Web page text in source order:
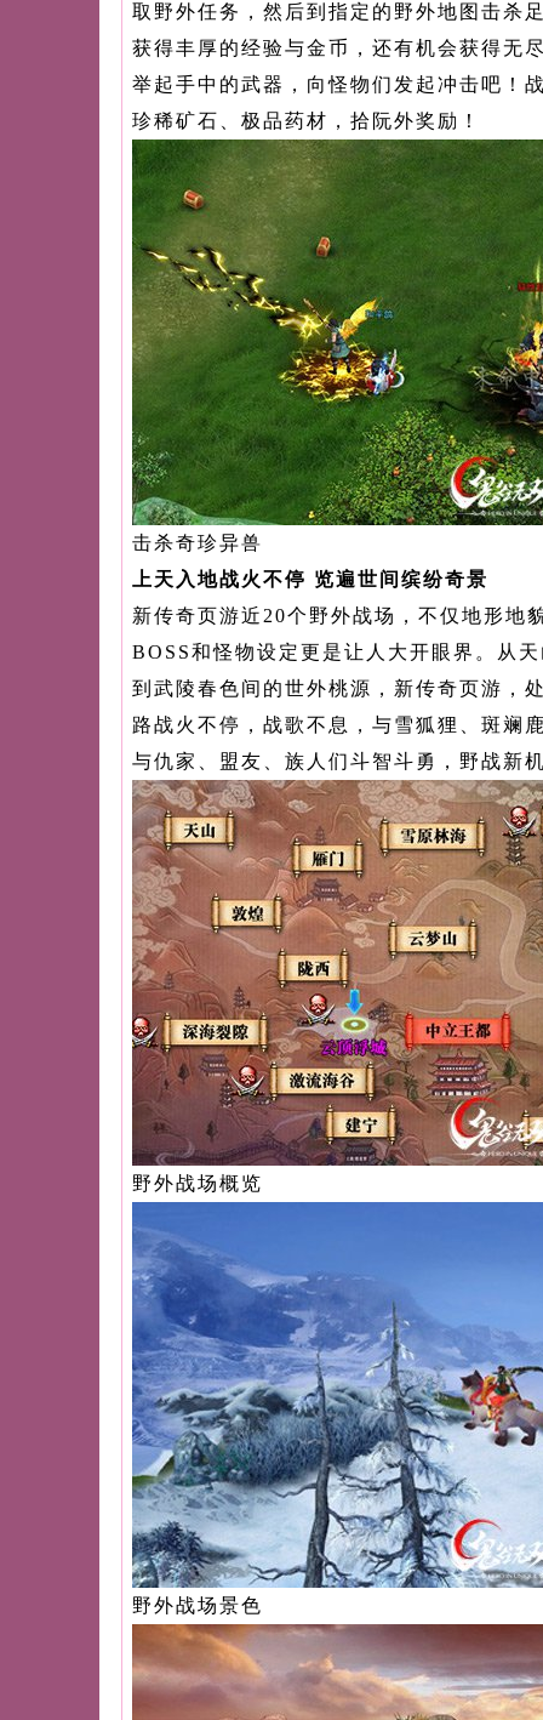
取野外任务，然后到指定的野外地图击杀
获得丰厚的经验与金币，还有机会获得无
举起手中的武器，向怪物们发起冲击吧！
珍稀矿石、极品药材，拾阮外奖励！
击杀奇珍异兽
上天入地战火不停 览遍世间缤纷奇景
新传奇页游近20个野外战场，不仅地形地
BOSS和怪物设定更是让人大开眼界。从
到武陵春色间的世外桃源， 新传奇页游 ，
路战火不停，战歌不息，与雪狐狸、斑斓
与仇家、盟友、族人们斗智斗勇，野战新
野外战场概览
野外战场景色